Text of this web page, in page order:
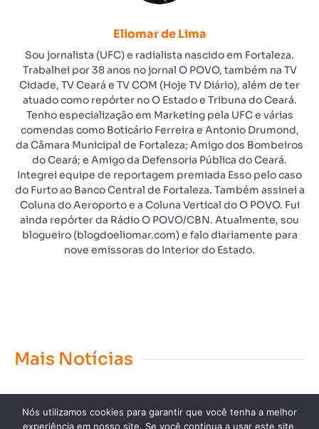
Eliomar de Lima
Sou jornalista (UFC) e radialista nascido em Fortaleza.
Trabalhei por 38 anos no jornal O POVO, também na TV
Cidade, TV Ceará e TV COM (Hoje TV Diário), além de ter
atuado como repórter no O Estado e Tribuna do Ceará.
Tenho especialização em Marketing pela UFC e várias
comendas como Boticário Ferreira e Antonio Drumond,
da Câmara Municipal de Fortaleza; Amigo dos Bombeiros
do Ceará; e Amigo da Defensoria Pública do Ceará.
Integrei equipe de reportagem premiada Esso pelo caso
do Furto ao Banco Central de Fortaleza. Também assinei a
Coluna do Aeroporto e a Coluna Vertical do O POVO. Fui
ainda repórter da Rádio O POVO/CBN. Atualmente, sou
blogueiro (blogdoeliomar.com) e falo diariamente para
nove emissoras do Interior do Estado.
Mais Notícias
Nós utilizamos cookies para garantir que você tenha a melhor
experiência em nosso site. Se você continua a usar este site,